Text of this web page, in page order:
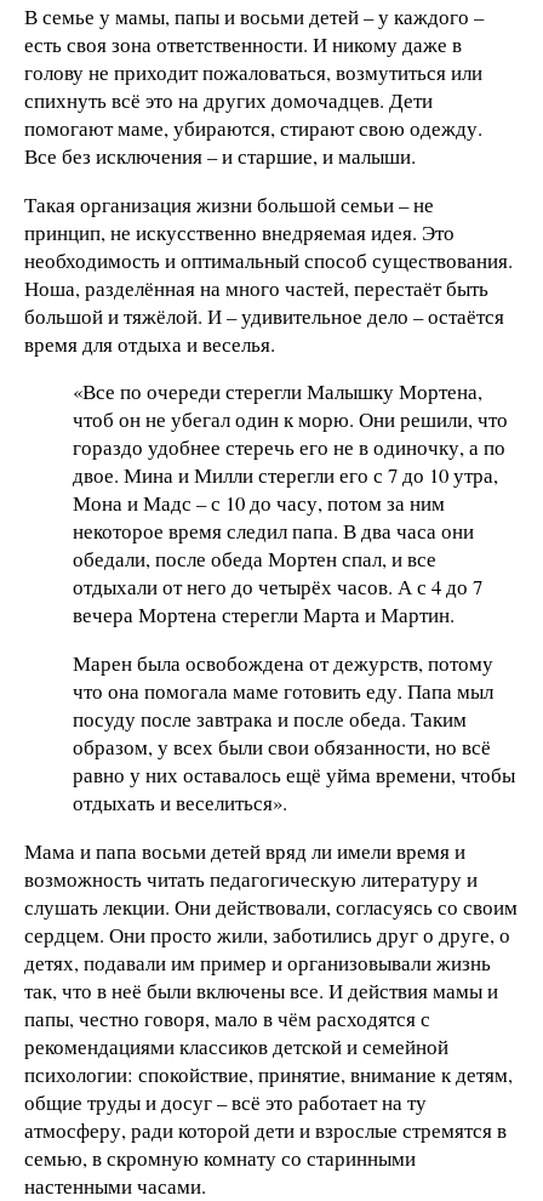
В семье у мамы, папы и восьми детей – у каждого –
есть своя зона ответственности. И никому даже в
голову не приходит пожаловаться, возмутиться или
спихнуть всё это на других домочадцев. Дети
помогают маме, убираются, стирают свою одежду.
Все без исключения – и старшие, и малыши.
Такая организация жизни большой семьи – не
принцип, не искусственно внедряемая идея. Это
необходимость и оптимальный способ существования.
Ноша, разделённая на много частей, перестаёт быть
большой и тяжёлой. И – удивительное дело – остаётся
время для отдыха и веселья.
«Все по очереди стерегли Малышку Мортена,
чтоб он не убегал один к морю. Они решили, что
гораздо удобнее стеречь его не в одиночку, а по
двое. Мина и Милли стерегли его с 7 до 10 утра,
Мона и Мадс – с 10 до часу, потом за ним
некоторое время следил папа. В два часа они
обедали, после обеда Мортен спал, и все
отдыхали от него до четырёх часов. А с 4 до 7
вечера Мортена стерегли Марта и Мартин.
Марен была освобождена от дежурств, потому
что она помогала маме готовить еду. Папа мыл
посуду после завтрака и после обеда. Таким
образом, у всех были свои обязанности, но всё
равно у них оставалось ещё уйма времени, чтобы
отдыхать и веселиться».
Мама и папа восьми детей вряд ли имели время и
возможность читать педагогическую литературу и
слушать лекции. Они действовали, согласуясь со своим
сердцем. Они просто жили, заботились друг о друге, о
детях, подавали им пример и организовывали жизнь
так, что в неё были включены все. И действия мамы и
папы, честно говоря, мало в чём расходятся с
рекомендациями классиков детской и семейной
психологии: спокойствие, принятие, внимание к детям,
общие труды и досуг – всё это работает на ту
атмосферу, ради которой дети и взрослые стремятся в
семью, в скромную комнату со старинными
настенными часами.